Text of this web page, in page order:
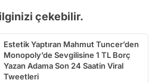
çekebilir.
Estetik Yaptıran Mahmut Tuncer’den
Monopoly’de Sevgilisine 1 TL Borç
Yazan Adama Son 24 Saatin Viral
Tweetleri